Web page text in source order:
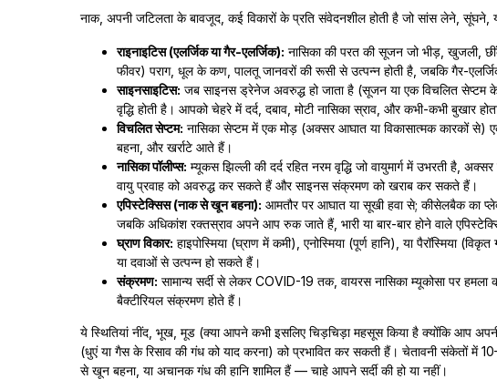
नाक, अपनी जटिलता के बावजूद, कई विकारों के प्रति संवेदनशील होती है जो सांस लेने, सूंघने,
राइनाइटिस (एलर्जिक या गैर-एलर्जिक): नासिका की परत की सूजन जो भीड़, खुजली,
फीवर) पराग, धूल के कण, पालतू जानवरों की रूसी से उत्पन्न होती है, जबकि गैर-
साइनसाइटिस: जब साइनस ड्रेनेज अवरुद्ध हो जाता है (सूजन या एक विचलित सेप्टम
वृद्धि होती है। आपको चेहरे में दर्द, दबाव, मोटी नासिका स्राव, और कभी-कभी बुखार
विचलित सेप्टम: नासिका सेप्टम में एक मोड़ (अक्सर आघात या विकासात्मक कारकों
बहना, और खर्राटे आते हैं।
नासिका पॉलीप्स: म्यूकस झिल्ली की दर्द रहित नरम वृद्धि जो वायुमार्ग में उभरती है,
वायु प्रवाह को अवरुद्ध कर सकते हैं और साइनस संक्रमण को खराब कर सकते हैं।
एपिस्टेक्सिस (नाक से खून बहना): आमतौर पर आघात या सूखी हवा से; कीसेलबैक का
जबकि अधिकांश रक्तस्राव अपने आप रुक जाते हैं, भारी या बार-बार होने वाले
घ्राण विकार: हाइपोस्मिया (घ्राण में कमी), एनोस्मिया (पूर्ण हानि), या पैरॉस्मिया
या दवाओं से उत्पन्न हो सकते हैं।
संक्रमण: सामान्य सर्दी से लेकर COVID-19 तक, वायरस नासिका म्यूकोसा पर
बैक्टीरियल संक्रमण होते हैं।
ये स्थितियां नींद, भूख, मूड (क्या आपने कभी इसलिए चिड़चिड़ा महसूस किया है क्योंकि आप
(धुएं या गैस के रिसाव की गंध को याद करना) को प्रभावित कर सकती हैं। चेतावनी संकेतों में
से खून बहना, या अचानक गंध की हानि शामिल हैं — चाहे आपने सर्दी की हो या नहीं।